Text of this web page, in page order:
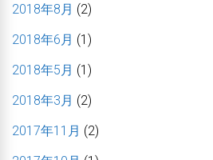
2018年8月 (2)
2018年6月 (1)
2018年5月 (1)
2018年3月 (2)
2017年11月 (2)